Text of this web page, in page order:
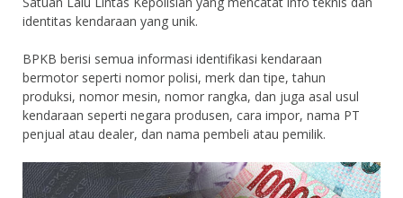
identitas kendaraan yang unik.
BPKB berisi semua informasi identifikasi kendaraan
bermotor seperti nomor polisi, merk dan tipe, tahun
produksi, nomor mesin, nomor rangka, dan juga asal usul
kendaraan seperti negara produsen, cara impor, nama PT
penjual atau dealer, dan nama pembeli atau pemilik.